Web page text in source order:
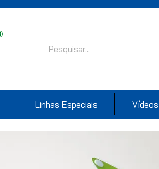
Linhas Especiais Vídeos